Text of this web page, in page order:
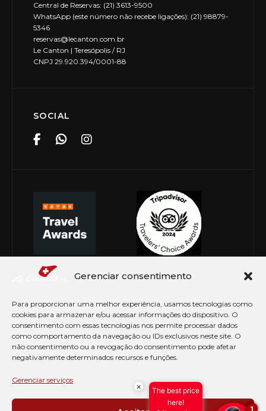
Gerenciar consentimento
Para proporcionar uma melhor experiência, usamos tecnologias como
cookies para armazenar e/ou acessar informações do dispositivo. O
consentimento com essas tecnologias nos permite processar dados
como comportamento da navegação ou IDs exclusivos neste site. O
não consentimento ou a revogação do consentimento pode afetar
negativamente determinados recursos e funções.
Gerenciar serviços
Central de Reservas: (21) 3613-9500
WhatsApp (este número não recebe ligações): (21) 98879-
5346
reservas@lecanton.com.br
Le Canton | Teresópolis / RJ
CNPJ 29.920.394/0001-88
SOCIAL
© Copyright 2026 Le Canton. Todos os direitos
PRÉ CHECK-IN
×
The best price
here!
1